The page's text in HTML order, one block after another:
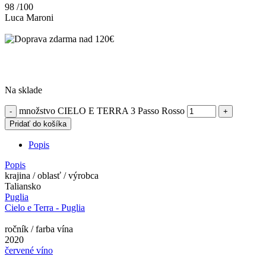
98 /100
Luca Maroni
Na sklade
množstvo CIELO E TERRA 3 Passo Rosso
Pridať do košíka
Popis
Popis
krajina / oblasť / výrobca
Taliansko
Puglia
Cielo e Terra - Puglia
ročník / farba vína
2020
červené víno